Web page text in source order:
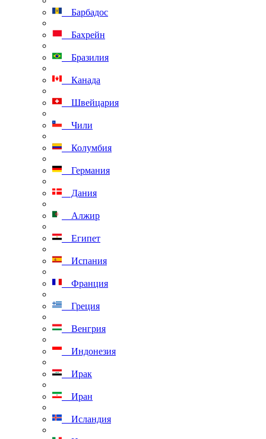
Барбадос
Бахрейн
Бразилия
Канада
Швейцария
Чили
Колумбия
Германия
Дания
Алжир
Египет
Испания
Франция
Греция
Венгрия
Индонезия
Ирак
Иран
Исландия